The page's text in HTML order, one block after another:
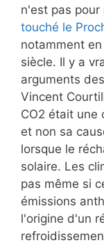
n'est pas pour
touché le
notamment
siècle. Il y a
arguments
Vincent
CO2 était une
et non sa
lorsque le
solaire. Les
pas même si
émissions
l'origine d'un